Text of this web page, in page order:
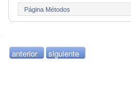
Página Métodos
anterior siguiente